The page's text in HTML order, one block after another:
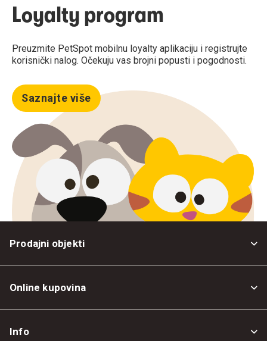
Loyalty program
Preuzmite PetSpot mobilnu loyalty aplikaciju i registrujte
korisnički nalog. Očekuju vas brojni popusti i pogodnosti.
Saznajte više
Prodajni objekti
Online kupovina
Info